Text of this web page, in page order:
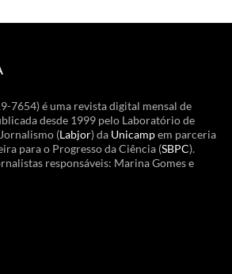
7654) é uma revista digital mensal de
desde 1999 pelo Laboratório de
(Labjor) da Unicampem parceria
para o Progresso da Ciência (SBPC).
responsáveis: Marina Gomes e